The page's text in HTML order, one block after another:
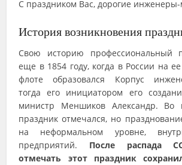
С праздником Вас, дорогие
История возникновения
Свою историю профессиональный
еще в 1854 году, когда в России на
флоте образовался Корпус
тогда его инициатором его
министр Меншиков Александр. Во
праздник отмечался, но
на неформальном уровне,
предприятий. После распада
отмечать этот праздник